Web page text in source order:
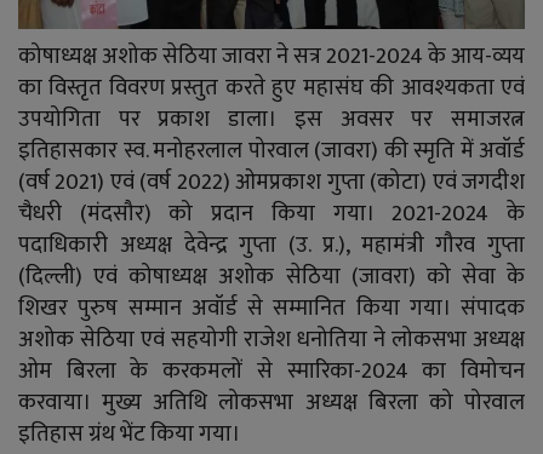
कोषाध्यक्ष अशोक सेठिया जावरा ने सत्र 2021-2024 के आय-व्यय
का विस्तृत विवरण प्रस्तुत करते हुए महासंघ की आवश्यकता एवं
उपयोगिता पर प्रकाश डाला। इस अवसर पर समाजरत्न
इतिहासकार स्व. मनोहरलाल पोरवाल (जावरा) की स्मृति में अवॉर्ड
(वर्ष 2021) एवं (वर्ष 2022) ओमप्रकाश गुप्ता (कोटा) एवं जगदीश
चैधरी (मंदसौर) को प्रदान किया गया। 2021-2024 के
पदाधिकारी अध्यक्ष देवेन्द्र गुप्ता (उ. प्र.), महामंत्री गौरव गुप्ता
(दिल्ली) एवं कोषाध्यक्ष अशोक सेठिया (जावरा) को सेवा के
शिखर पुरुष सम्मान अवॉर्ड से सम्मानित किया गया। संपादक
अशोक सेठिया एवं सहयोगी राजेश धनोतिया ने लोकसभा अध्यक्ष
ओम बिरला के करकमलों से स्मारिका-2024 का विमोचन
करवाया। मुख्य अतिथि लोकसभा अध्यक्ष बिरला को पोरवाल
इतिहास ग्रंथ भेंट किया गया।